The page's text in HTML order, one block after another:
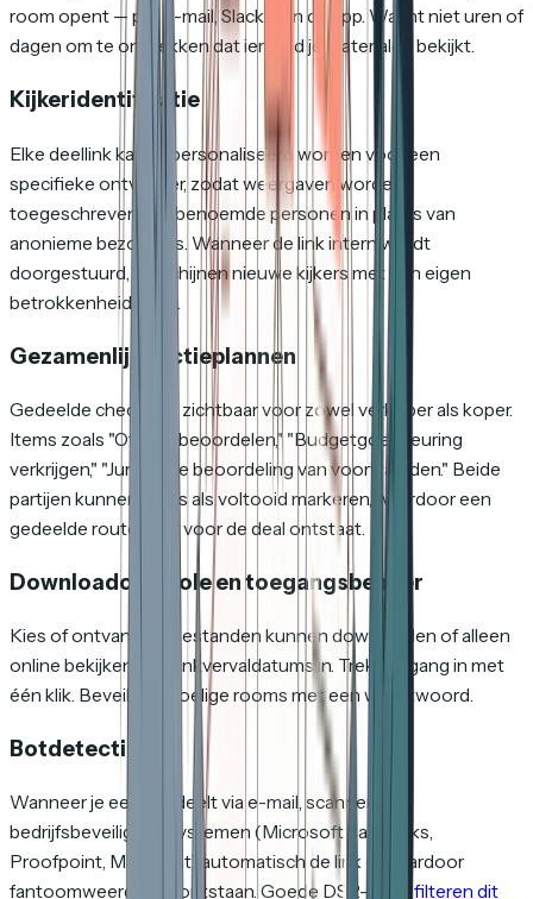
room opent — per e-mail, Slack of in de app. Wacht niet uren of
dagen om te ontdekken dat iemand je materialen bekijkt.
Kijkeridentificatie
Elke deellink kan gepersonaliseerd worden voor een
specifieke ontvanger, zodat weergaven worden
toegeschreven aan benoemde personen in plaats van
anonieme bezoekers. Wanneer de link intern wordt
doorgestuurd, verschijnen nieuwe kijkers met hun eigen
betrokkenheidsdata.
Gezamenlijke actieplannen
Gedeelde checklists zichtbaar voor zowel verkoper als koper.
Items zoals "Offerte beoordelen," "Budgetgoedkeuring
verkrijgen," "Juridische beoordeling van voorwaarden." Beide
partijen kunnen items als voltooid markeren, waardoor een
gedeelde routekaart voor de deal ontstaat.
Downloadcontrole en toegangsbeheer
Kies of ontvangers bestanden kunnen downloaden of alleen
online bekijken. Stel linkvervaldatums in. Trek toegang in met
één klik. Beveilig gevoelige rooms met een wachtwoord.
Botdetectie
Wanneer je een link deelt via e-mail, scannen
bedrijfsbeveiligingssystemen (Microsoft SafeLinks,
Proofpoint, Mimecast) automatisch de link — waardoor
fantoomweergaven ontstaan. Goede DSR-tools filteren dit